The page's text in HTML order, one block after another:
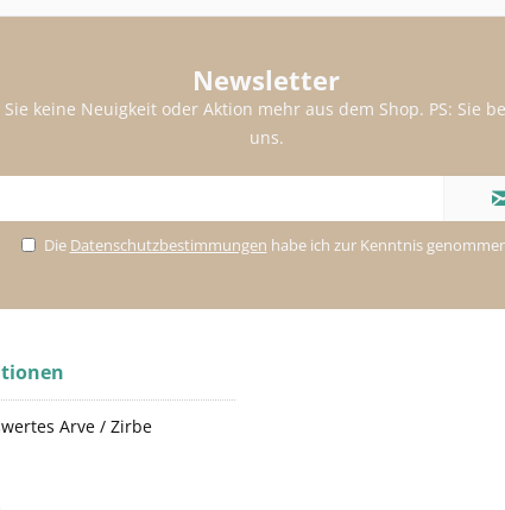
Newsletter
keine Neuigkeit oder Aktion mehr aus dem Shop. PS: Sie
uns.
Die Datenschutzbestimmungen habe ich zur Kenntnis
Arve / Zirbe